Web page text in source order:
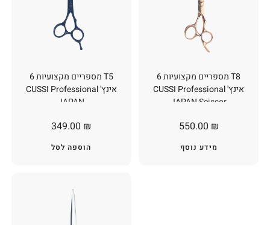
T5 מספריים מקצועיות 6
אינץ' CUSSI Professional
JAPAN
349.00 ₪
הוספה לסל
T8 מספריים מקצועיות 6
אינץ' CUSSI Professional
JAPAN Scissor
550.00 ₪
מידע נוסף